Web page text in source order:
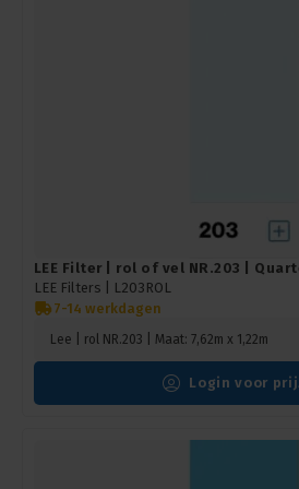
LEE Filter | rol of vel NR.203 |
LEE Filters |
L203ROL
7-14 werkdagen
Lee | rol NR.203 | Maat: 7,62m x 1,22m
Login voor